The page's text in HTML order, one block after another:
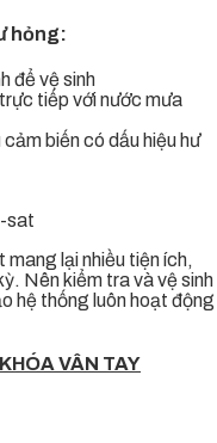
hỏng:
để vệ sinh
tiếp với nước mưa
biến có dấu hiệu hư
sat
lại nhiều tiện ích,
Nên kiểm tra và vệ sinh
hệ thống luôn hoạt động
VÂN TAY